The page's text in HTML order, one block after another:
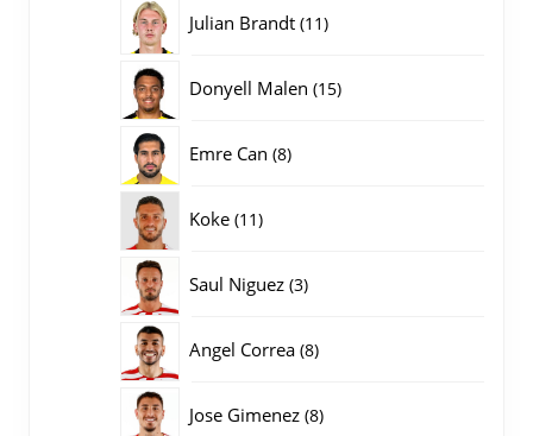
Julian Brandt 1111
Donyell Malen 1515
Emre Can 88
Koke 1111
Saul Niguez 33
Angel Correa 88
Jose Gimenez 88